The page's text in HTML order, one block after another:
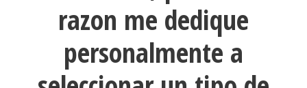
razon me dedique
personalmente a